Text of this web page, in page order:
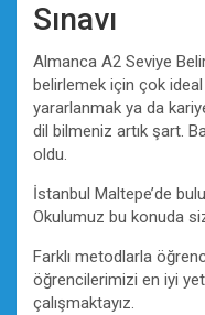
Sınavı
Almanca A2 Seviye
belirlemek için çok
yararlanmak ya da
dil bilmeniz artık şart.
oldu.
İstanbul Maltepe’de
Okulumuz bu konuda
Farklı metodlarla
öğrencilerimizi en iyi
çalışmaktayız.